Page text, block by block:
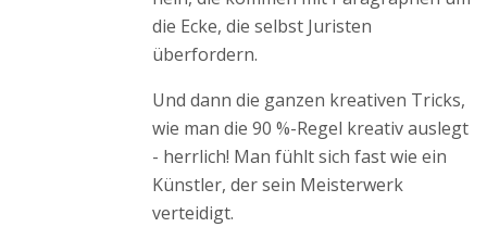
die Ecke, die selbst Juristen
überfordern.
Und dann die ganzen kreativen Tricks,
wie man die 90 %-Regel kreativ auslegt
- herrlich! Man fühlt sich fast wie ein
Künstler, der sein Meisterwerk
verteidigt.